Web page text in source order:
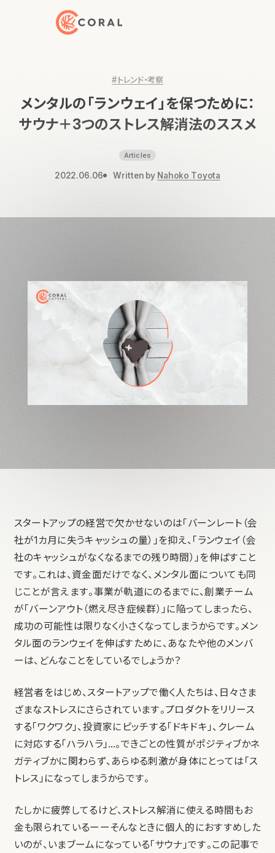
トップページへ戻る
#トレンド・考察
メンタルの「ランウェイ」を保つために：
サウナ＋3つのストレス解消法のススメ
Articles
2022.06.06 Written by Nahoko Toyota
スタートアップの経営で欠かせないのは「バーンレート（会
社が1カ月に失うキャッシュの量）」を抑え、「ランウェイ（会
社のキャッシュがなくなるまでの残り時間）」を伸ばすこと
です。これは、資金面だけでなく、メンタル面についても同
じことが言えます。事業が軌道にのるまでに、創業チーム
が「バーンアウト（燃え尽き症候群）」に陥ってしまったら、
成功の可能性は限りなく小さくなってしまうからです。メン
タル面のランウェイを伸ばすために、あなたや他のメンバ
ーは、どんなことをしているでしょうか？
経営者をはじめ、スタートアップで働く人たちは、日々さま
ざまなストレスにさらされています。プロダクトをリリース
する「ワクワク」、投資家にピッチする「ドキドキ」、クレーム
に対応する「ハラハラ」…。できごとの性質がポジティブかネ
ガティブかに関わらず、あらゆる刺激が身体にとっては「ス
トレス」になってしまうからです。
たしかに疲弊してるけど、ストレス解消に使える時間もお
金も限られているーーそんなときに個人的におすすめした
いのが、いまブームになっている「サウナ」です。この記事で